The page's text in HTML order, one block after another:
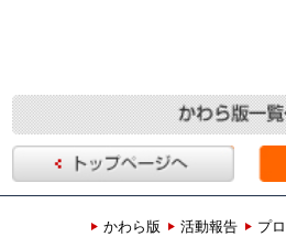
かわら版 活動報告 プ